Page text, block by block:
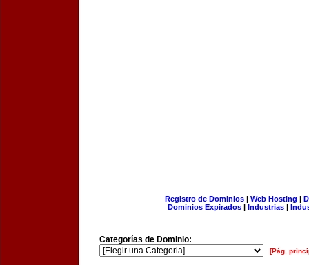
Registro de Dominios| Web Hosting |
Dominios Expirados | Industrias |
Categorías de Dominio:
[Pág.